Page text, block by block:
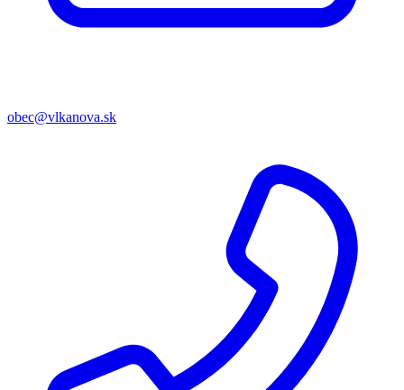
obec@vlkanova.sk